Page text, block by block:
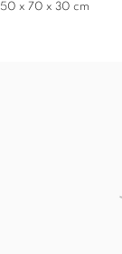
50 x 70 x 30 cm